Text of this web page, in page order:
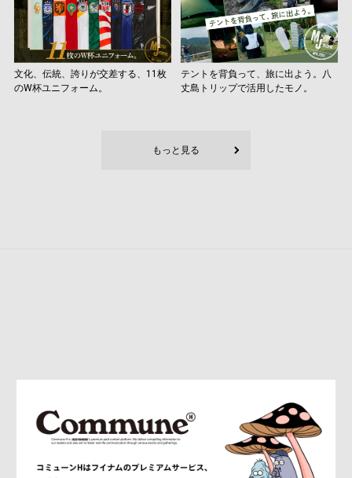
文化、伝統、誇りが交差する、11枚
のW杯ユニフォーム。
テントを背負って、旅に出よう。八
丈島トリップで活用したモノ。
もっと見る